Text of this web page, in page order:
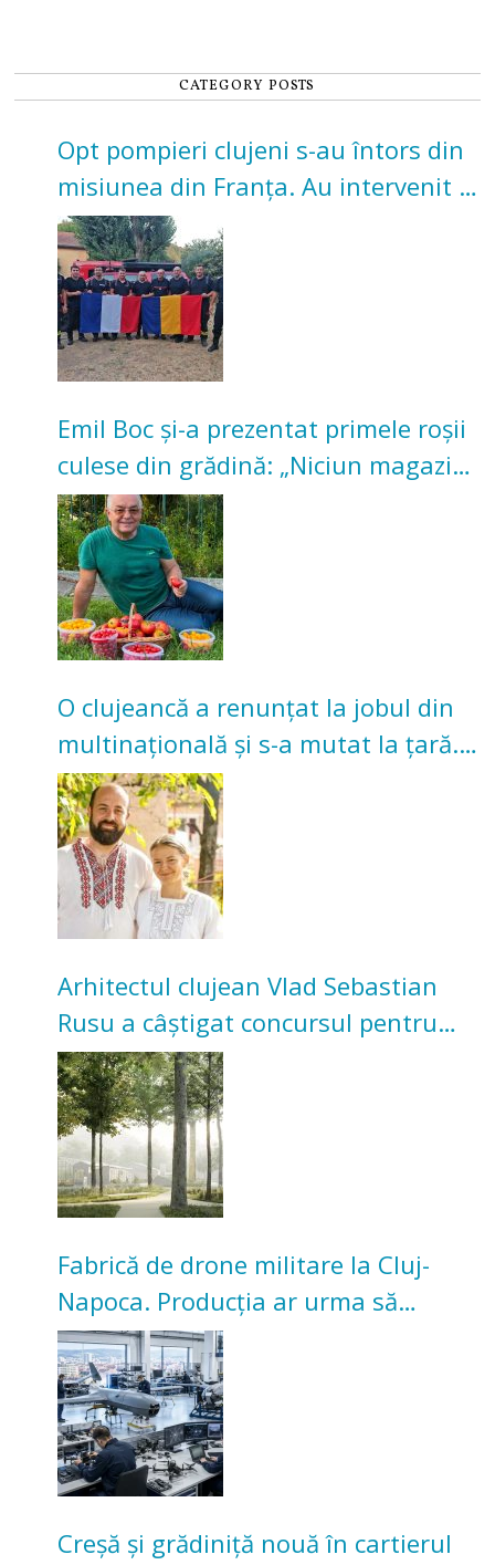
CATEGORY POSTS
Opt pompieri clujeni s-au întors din
misiunea din Franța. Au intervenit la
incendii de vegetație și pădure
Emil Boc și-a prezentat primele roșii
culese din grădină: „Niciun magazin
nu poate oferi această satisfacție”
O clujeancă a renunțat la jobul din
multinațională și s-a mutat la țară.
Acum cultivă legume în grădina
bunicilor
Arhitectul clujean Vlad Sebastian
Rusu a câștigat concursul pentru
transformarea Grădinii Casei
Universitarilor
Fabrică de drone militare la Cluj-
Napoca. Producția ar urma să
înceapă în toamna acestui an
Creșă și grădiniță nouă în cartierul